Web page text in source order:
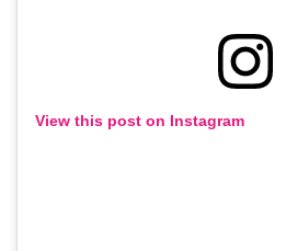
View this post on Instagram